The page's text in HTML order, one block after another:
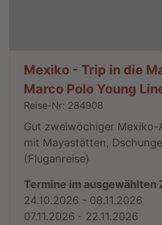
Mexiko - Trip in die
Marco Polo Young
Reise-Nr: 284908
Gut zweiwöchiger Mexiko-
mit Mayastätten,
(Fluganreise)
Termine im ausgewählten
24.10.2026 - 08.11.2026
07.11.2026 - 22.11.2026